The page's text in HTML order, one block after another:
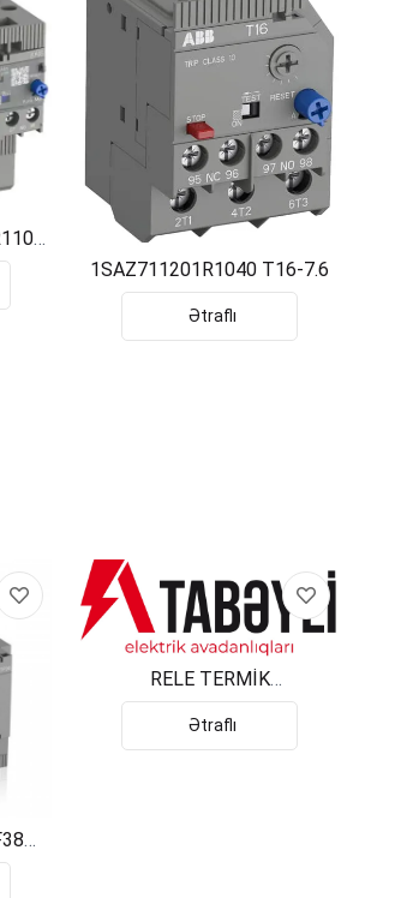
1SAZ711201R1040 T16-7.6
Ətraflı
RELE TERMİK
1SAZ721911R1001
Ətraflı